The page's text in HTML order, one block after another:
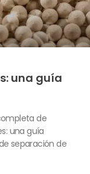
una guía
de
una guía
separación de